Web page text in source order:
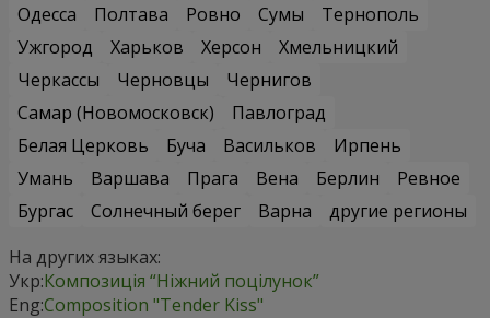
Одесса
Полтава Ровно Сумы
Тернополь
Ужгород
Харьков Херсон
Хмельницкий
Черкассы
Черновцы
Чернигов
Самар (Новомосковск)
Павлоград
Белая Церковь
Буча Васильков
Ирпень
Умань
Варшава Прага Вена Берлин
Ревное
Бургас
Солнечный берег Варна
другие регионы
На других языках:
Укр:Композиція “Ніжний поцілунок”
Eng:Composition "Tender Kiss"